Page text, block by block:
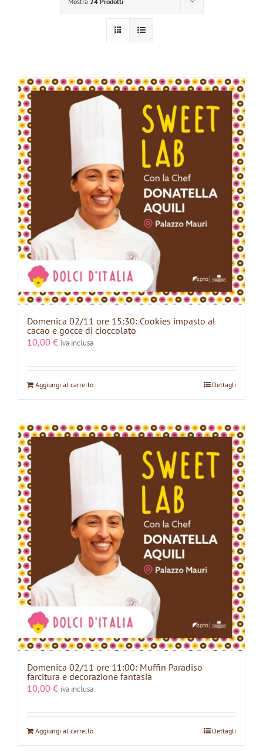
Domenica 02/11 ore 15:30: Cookies impasto al
cacao e gocce di cioccolato
10,00 € iva inclusa
Aggiungi al carrello Dettagli
Domenica 02/11 ore 11:00: Muffin Paradiso
farcitura e decorazione fantasia
10,00 € iva inclusa
Aggiungi al carrello Dettagli